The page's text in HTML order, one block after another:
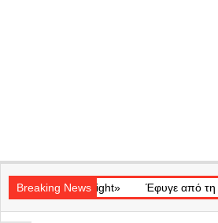
Navigation
Menu
Breaking News
«Ray of Light» Έφυγε από τη ζωή